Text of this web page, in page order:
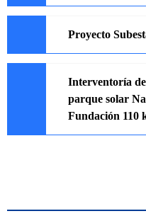
Proyecto
Interventoría
parque solar
Fundación 110